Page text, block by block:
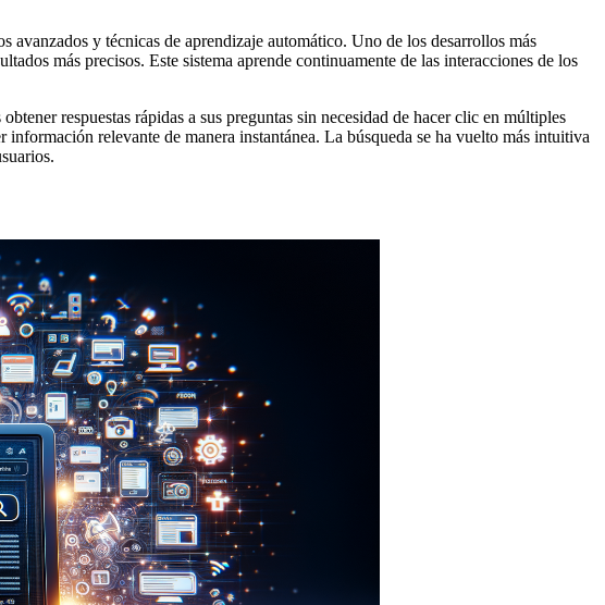
y técnicas de aprendizaje automático. Uno de los desarrollos más
más precisos. Este sistema aprende continuamente de las interacciones de los
respuestas rápidas a sus preguntas sin necesidad de hacer clic en múltiples
relevante de manera instantánea. La búsqueda se ha vuelto más intuitiva